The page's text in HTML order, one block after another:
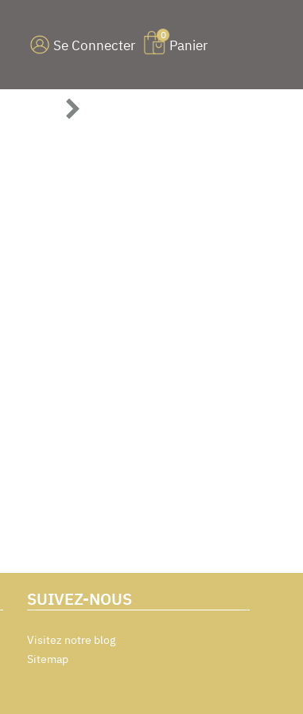
Se Connecter
0
Panier
SUIVEZ-NOUS
Visitez notre blog
Sitemap